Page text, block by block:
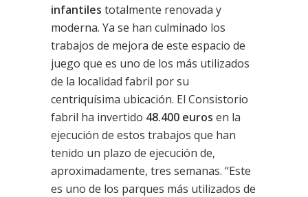
infantiles totalmente renovada y
moderna. Ya se han culminado los
trabajos de mejora de este espacio de
juego que es uno de los más utilizados
de la localidad fabril por su
centriquísima ubicación. El Consistorio
fabril ha invertido 48.400 euros en la
ejecución de estos trabajos que han
tenido un plazo de ejecución de,
aproximadamente, tres semanas. “Este
es uno de los parques más utilizados de